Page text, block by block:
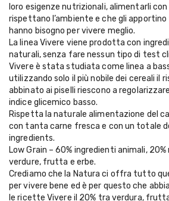
loro esigenze nutrizionali, alimentarli
rispettano l’ambiente e che gli
hanno bisogno per vivere meglio.
La linea Vivere viene prodotta con
naturali, senza fare nessun tipo di test
Vivere è stata studiata come linea a
utilizzando solo il più nobile dei cereali il
abbinato ai piselli riescono a
indice glicemico basso.
Rispetta la naturale alimentazione del
con tanta carne fresca e con un totale
ingredients.
Low Grain – 60% ingredienti animali,
verdure, frutta e erbe.
Crediamo che la Natura ci offra tutto
per vivere bene ed è per questo che
le ricette Vivere il 20% tra verdura,